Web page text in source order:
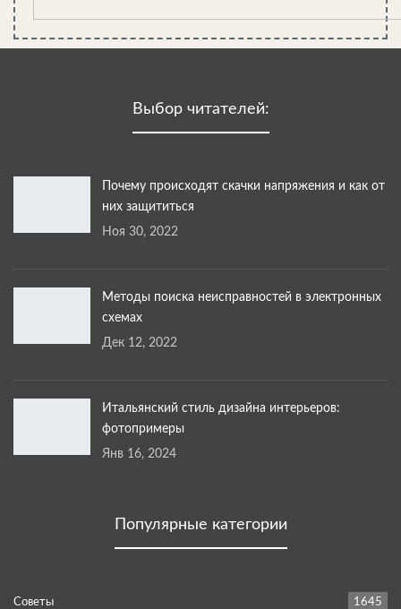
Выбор читателей:
Почему происходят скачки напряжения и как от
них защититься
Ноя 30, 2022
Методы поиска неисправностей в электронных
схемах
Дек 12, 2022
Итальянский стиль дизайна интерьеров:
фотопримеры
Янв 16, 2024
Популярные категории
Советы 1645